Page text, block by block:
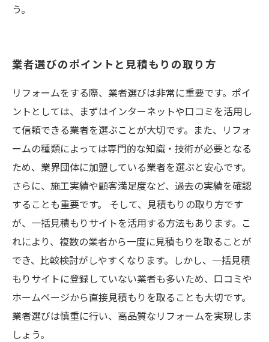
う。
業者選びのポイントと見積もりの取り方
リフォームをする際、業者選びは非常に重要です。ポイ
ントとしては、まずはインターネットや口コミを活用し
て信頼できる業者を選ぶことが大切です。また、リフォ
ームの種類によっては専門的な知識・技術が必要となる
ため、業界団体に加盟している業者を選ぶと安心です。
さらに、施工実績や顧客満足度など、過去の実績を確認
することも重要です。 そして、見積もりの取り方です
が、一括見積もりサイトを活用する方法もあります。こ
れにより、複数の業者から一度に見積もりを取ることが
でき、比較検討がしやすくなります。しかし、一括見積
もりサイトに登録していない業者も多いため、口コミや
ホームページから直接見積もりを取ることも大切です。
業者選びは慎重に行い、高品質なリフォームを実現しま
しょう。